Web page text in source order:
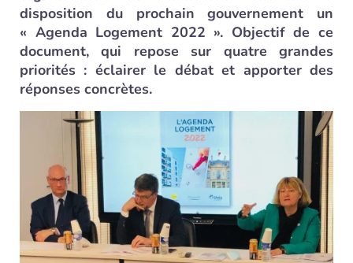
disposition du prochain gouvernement un
« Agenda Logement 2022 ». Objectif de ce
document, qui repose sur quatre grandes
priorités : éclairer le débat et apporter des
réponses concrètes.